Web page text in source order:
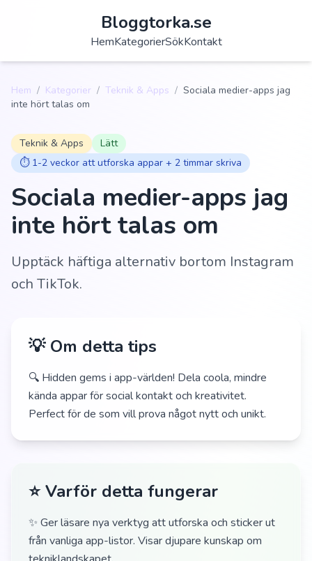
Bloggtorka.se
HemKategorierSökKontakt
Hem / Kategorier / Teknik & Apps / Sociala medier-apps jag
inte hört talas om
Teknik & Apps
Lätt
⏱️ 1-2 veckor att utforska appar + 2 timmar skriva
Sociala medier-apps jag
inte hört talas om
Upptäck häftiga alternativ bortom Instagram
och TikTok.
💡 Om detta tips
🔍 Hidden gems i app-världen! Dela coola, mindre
kända appar för social kontakt och kreativitet.
Perfect för de som vill prova något nytt och unikt.
⭐ Varför detta fungerar
✨ Ger läsare nya verktyg att utforska och sticker ut
från vanliga app-listor. Visar djupare kunskap om